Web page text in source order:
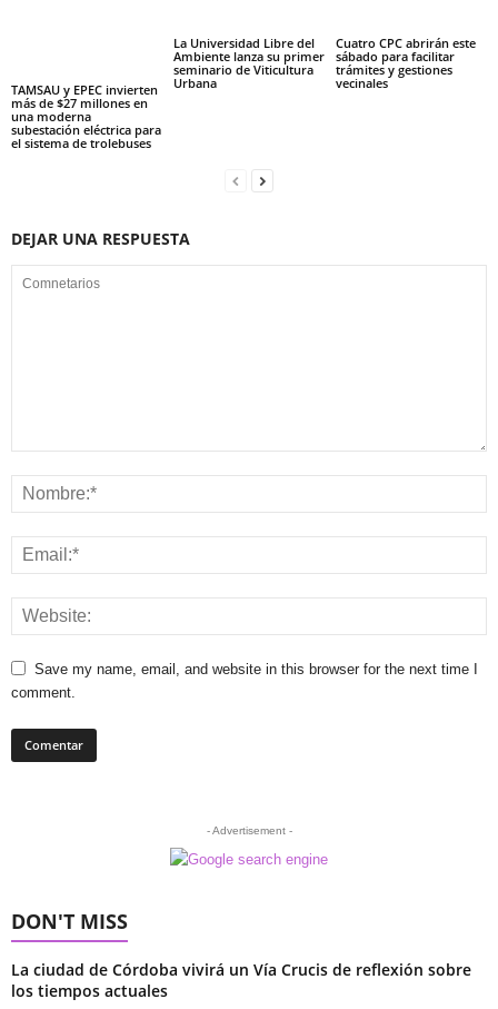
TAMSAU y EPEC invierten
más de $27 millones en
una moderna
subestación eléctrica para
el sistema de trolebuses
La Universidad Libre del
Ambiente lanza su primer
seminario de Viticultura
Urbana
Cuatro CPC abrirán este
sábado para facilitar
trámites y gestiones
vecinales
DEJAR UNA RESPUESTA
Save my name, email, and website in this browser for the next time I
comment.
- Advertisement -
DON'T MISS
La ciudad de Córdoba vivirá un Vía Crucis de reflexión sobre
los tiempos actuales